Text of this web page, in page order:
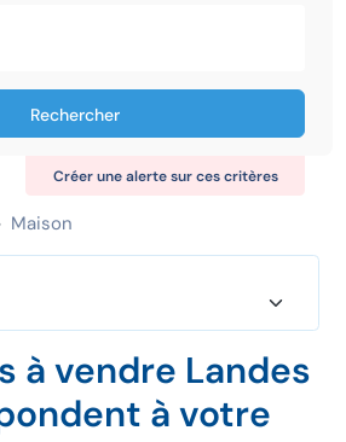
Rechercher
Créer une alerte sur ces critères
Maison
à vendre Landes
à votre